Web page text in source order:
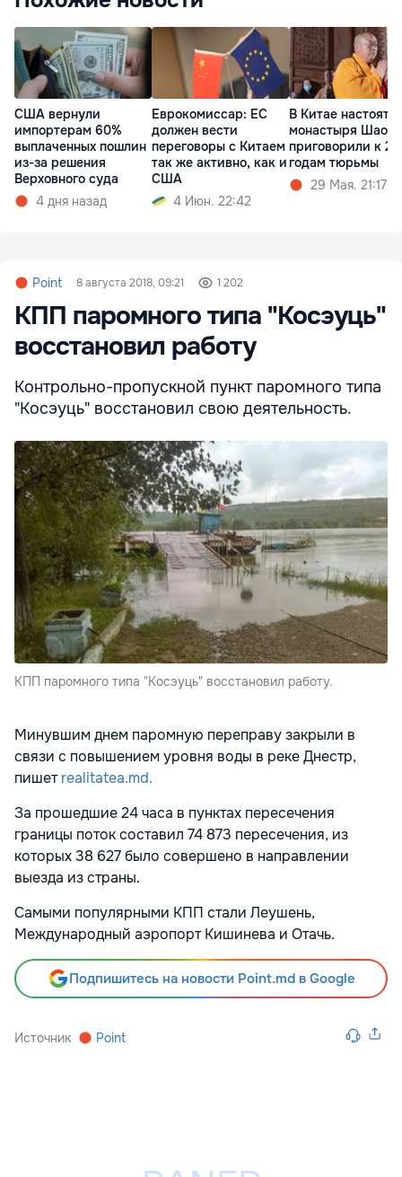
США вернули
импортерам 60%
выплаченных пошлин
из-за решения
Верховного суда
4 дня назад
Еврокомиссар: ЕС
должен вести
переговоры с Китаем
так же активно, как и
США
4 Июн. 22:42
В Китае
монастыря
приговорили к 24
годам тюрьмы
29 Мая. 21:17
Point 8 августа 2018, 09:21 1 202
КПП паромного типа "Косэуць"
восстановил работу
Контрольно-пропускной пункт паромного типа
"Косэуць" восстановил свою деятельность.
КПП паромного типа "Косэуць" восстановил работу.
Минувшим днем паромную переправу закрыли в
связи с повышением уровня воды в реке Днестр,
пишетrealitatea.md.
За прошедшие 24 часа в пунктах пересечения
границы поток составил 74 873 пересечения, из
которых 38 627 было совершено в направлении
выезда из страны.
Самыми популярными КПП стали Леушень,
Международный аэропорт Кишинева и Отачь.
Подпишитесь на новости Point.md в Google
Источник Point